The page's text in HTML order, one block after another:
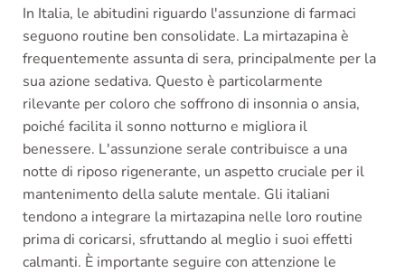
In Italia, le abitudini riguardo l'assunzione di farmaci
seguono routine ben consolidate. La mirtazapina è
frequentemente assunta di sera, principalmente per la
sua azione sedativa. Questo è particolarmente
rilevante per coloro che soffrono di insonnia o ansia,
poiché facilita il sonno notturno e migliora il
benessere. L'assunzione serale contribuisce a una
notte di riposo rigenerante, un aspetto cruciale per il
mantenimento della salute mentale. Gli italiani
tendono a integrare la mirtazapina nelle loro routine
prima di coricarsi, sfruttando al meglio i suoi effetti
calmanti. È importante seguire con attenzione le